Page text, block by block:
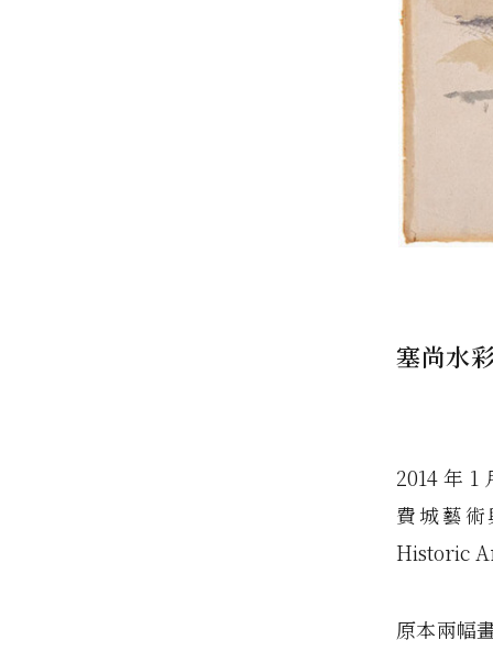
塞尚水
2014 年 1
費城藝
Historic
原本兩幅